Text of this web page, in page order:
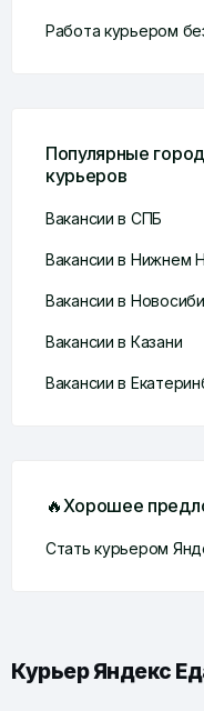
Работа курьером
Популярные
курьеров
Вакансии в СПБ
Вакансии в Нижнем
Вакансии в
Вакансии в Казани
Вакансии в
🔥Хорошее
Стать курьером
Курьер Яндекс